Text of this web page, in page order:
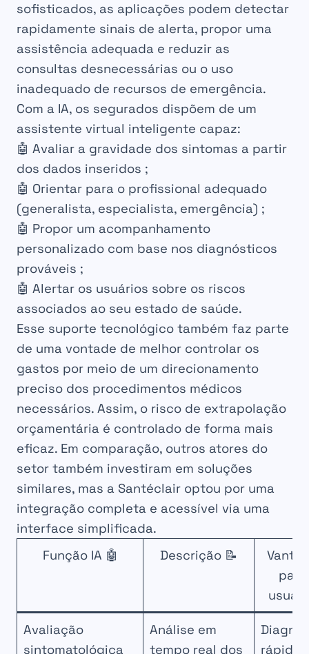
sofisticados, as aplicações podem detectar
rapidamente sinais de alerta, propor uma
assistência adequada e reduzir as
consultas desnecessárias ou o uso
inadequado de recursos de emergência.
Com a IA, os segurados dispõem de um
assistente virtual inteligente capaz:
🤖 Avaliar a gravidade dos sintomas a partir
dos dados inseridos ;
🤖 Orientar para o profissional adequado
(generalista, especialista, emergência) ;
🤖 Propor um acompanhamento
personalizado com base nos diagnósticos
prováveis ;
🤖 Alertar os usuários sobre os riscos
associados ao seu estado de saúde.
Esse suporte tecnológico também faz parte
de uma vontade de melhor controlar os
gastos por meio de um direcionamento
preciso dos procedimentos médicos
necessários. Assim, o risco de extrapolação
orçamentária é controlado de forma mais
eficaz. Em comparação, outros atores do
setor também investiram em soluções
similares, mas a Santéclair optou por uma
integração completa e acessível via uma
interface simplificada.
Função IA 🤖
Descrição 📝
Avaliação
sintomatológica
Análise em
tempo real dos
rápido